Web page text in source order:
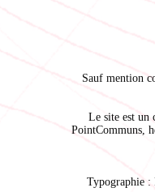
Sauf mention
Le site est un
PointCommuns,
Typographie :